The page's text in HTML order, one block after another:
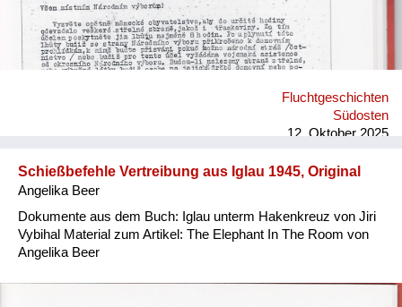
Fluchtgeschichten
Südosten
12. Oktober 2025
Schießbefehle Vertreibung aus Iglau 1945, Original
Angelika Beer
Dokumente aus dem Buch: Iglau unterm Hakenkreuz von Jiri
Vybihal Material zum Artikel: The Elephant In The Room von
Angelika Beer